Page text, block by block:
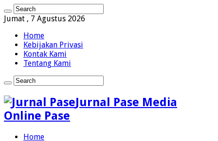
Jumat , 7 Agustus 2026
Home
Kebijakan Privasi
Kontak Kami
Tentang Kami
Jurnal Pase Media
Online Pase
Home